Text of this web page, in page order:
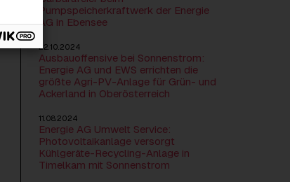
Pumpspeicherkraftwerk der Energie
AG in Ebensee
22.10.2024
Ausbauoffensive bei Sonnenstrom:
Energie AG und EWS errichten die
größte Agri-PV-Anlage für Grün- und
Ackerland in Oberösterreich
11.08.2024
Energie AG Umwelt Service:
Photovoltaikanlage versorgt
Kühlgeräte-Recycling-Anlage in
Timelkam mit Sonnenstrom